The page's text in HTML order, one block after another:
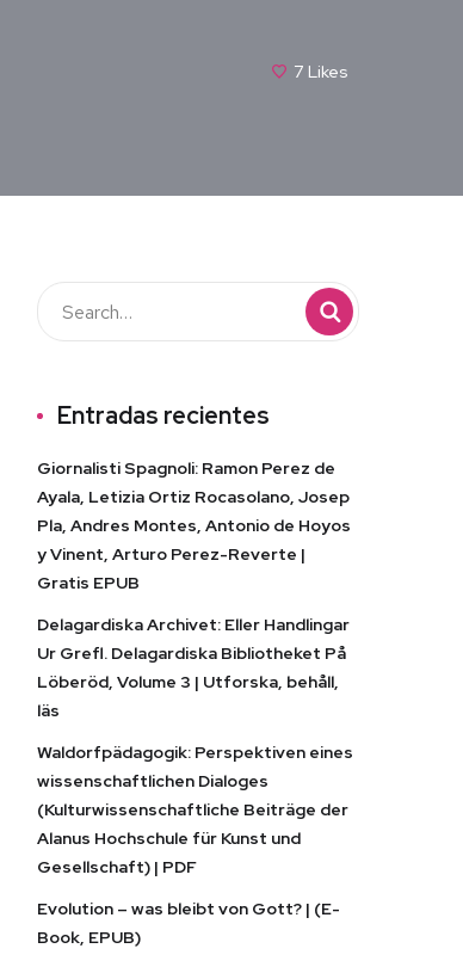
7 Likes
Entradas recientes
Giornalisti Spagnoli: Ramon Perez de
Ayala, Letizia Ortiz Rocasolano, Josep
Pla, Andres Montes, Antonio de Hoyos
y Vinent, Arturo Perez-Reverte |
Gratis EPUB
Delagardiska Archivet: Eller Handlingar
Ur Grefl. Delagardiska Bibliotheket På
Löberöd, Volume 3 | Utforska, behåll,
läs
Waldorfpädagogik: Perspektiven eines
wissenschaftlichen Dialoges
(Kulturwissenschaftliche Beiträge der
Alanus Hochschule für Kunst und
Gesellschaft) | PDF
Evolution – was bleibt von Gott? | (E-
Book, EPUB)